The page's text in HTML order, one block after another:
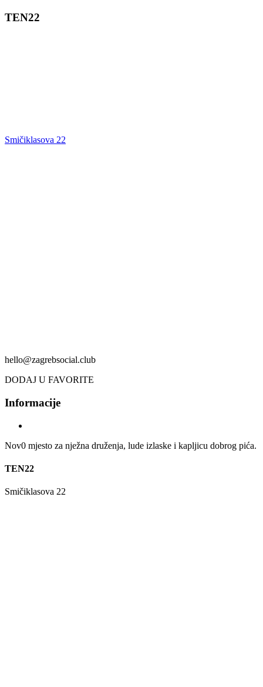
TEN22
Smičiklasova 22
hello@zagrebsocial.club
DODAJ U FAVORITE
Informacije
Nov0 mjesto za nježna druženja, lude izlaske i kapljicu dobrog pića.
TEN22
Smičiklasova 22